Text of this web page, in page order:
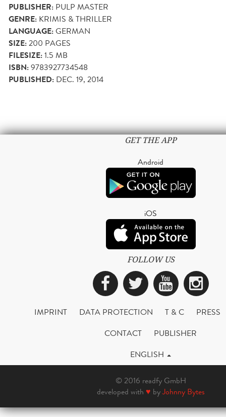
PUBLISHER: PULP MASTER
GENRE: KRIMIS & THRILLER
LANGUAGE:GERMAN
SIZE:200 PAGES
FILESIZE:1.5 MB
ISBN:9783927734548
PUBLISHED: DEC. 19, 2014
GET THE APP
Android
iOS
FOLLOW US
Facebook
Twitter
IMPRINT DATA PROTECTION T & C
PRESS
CONTACT
PUBLISHER
ENGLISH
© 2016 readfy GmbH
developed with ♥ byJohnny Bytes